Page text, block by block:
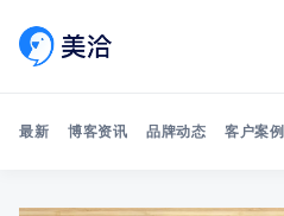
最新 博客资讯 品牌动态 客户案例